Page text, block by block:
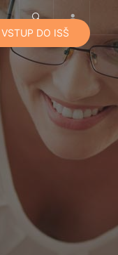
VSTUP DO ISŠ